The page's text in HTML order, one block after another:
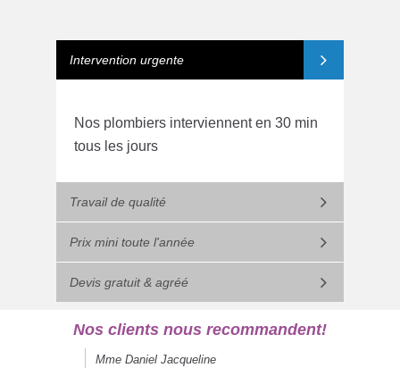
Intervention urgente
Nos plombiers interviennent en 30 min
tous les jours
Travail de qualité
Prix mini toute l'année
Devis gratuit & agréé
Nos clients nous recommandent!
Mme Daniel Jacqueline